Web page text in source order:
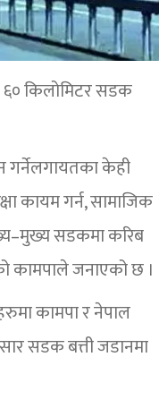
६० किलोमिटर सडक
गर्नेलगायतका केही
कायम गर्न, सामाजिक
सडकमा करिब
कामपाले जनाएको छ ।
कामपा र नेपाल
सडक बत्ती जडानमा